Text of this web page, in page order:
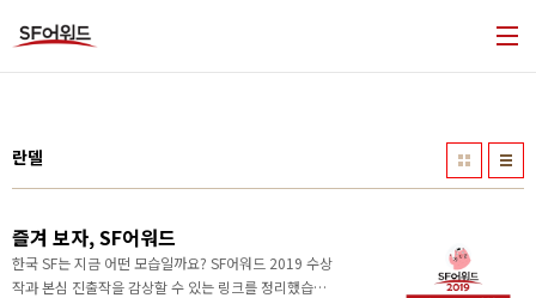
란델
즐겨 보자, SF어워드
한국 SF는 지금 어떤 모습일까요? SF어워드 2019 수상
작과 본심 진출작을 감상할 수 있는 링크를 정리했습니